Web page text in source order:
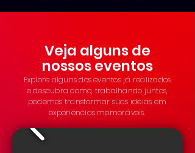
Veja alguns de
nossos eventos
Explore alguns dos eventos já realizados
e descubra como, trabalhando juntos,
podemos transformar suas ideias em
experiências memoráveis.